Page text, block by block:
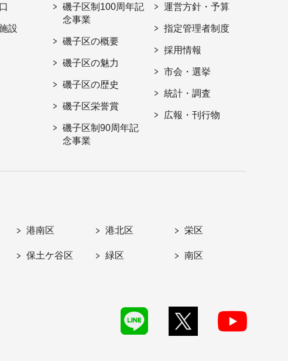
設
磯子区制100周年記
念事業
磯子区の概要
磯子区の魅力
磯子区の歴史
磯子区栄誉賞
磯子区制90周年記
念事業
運営方針・予算
指定管理者制度
採用情報
市会・選挙
統計・調査
広報・刊行物
港南区 港北区 栄区
保土ケ谷区 緑区 南区